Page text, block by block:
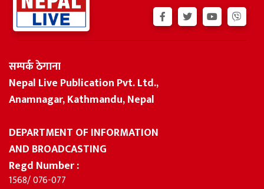
सम्पर्क ठेगाना
Nepal Live Publication Pvt. Ltd.,
Anamnagar, Kathmandu, Nepal
DEPARTMENT OF INFORMATION
AND BROADCASTING
Regd Number :
1568/ 076-077